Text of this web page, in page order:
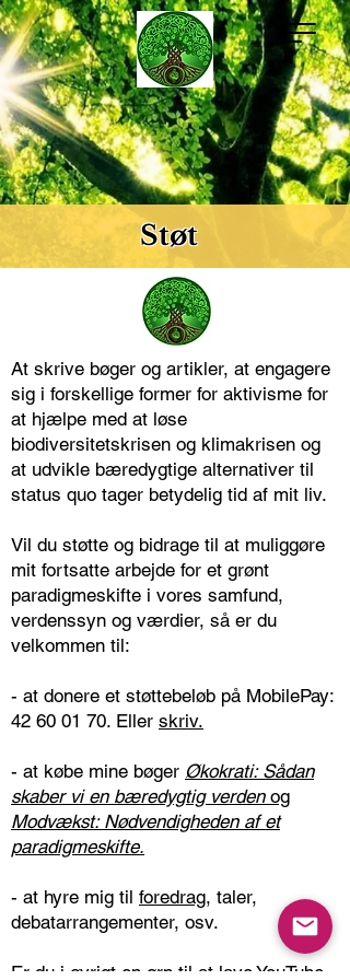
Støt
At skrive bøger og artikler, at engagere
sig i forskellige former for aktivisme for
at hjælpe med at løse
biodiversitetskrisen og klimakrisen og
at udvikle bæredygtige alternativer til
status quo tager betydelig tid af mit liv.
Vil du støtte og bidrage til at muliggøre
mit fortsatte arbejde for et grønt
paradigmeskifte i vores samfund,
verdenssyn og værdier, så er du
velkommen til:
- at donere et støttebeløb på MobilePay:
42 60 01 70. Eller skriv.
- at købe mine bøger Økokrati: Sådan
skaber vi en bæredygtig verden og
Modvækst: Nødvendigheden af et
paradigmeskifte.
- at hyre mig til foredrag, taler,
debatarrangementer, osv.
Er du i øvrigt en ørn til at lave YouTube-